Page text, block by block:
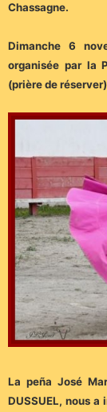
Chassagne.
Dimanche 6
organisée par la
(prière de
La peña José
DUSSUEL, nous